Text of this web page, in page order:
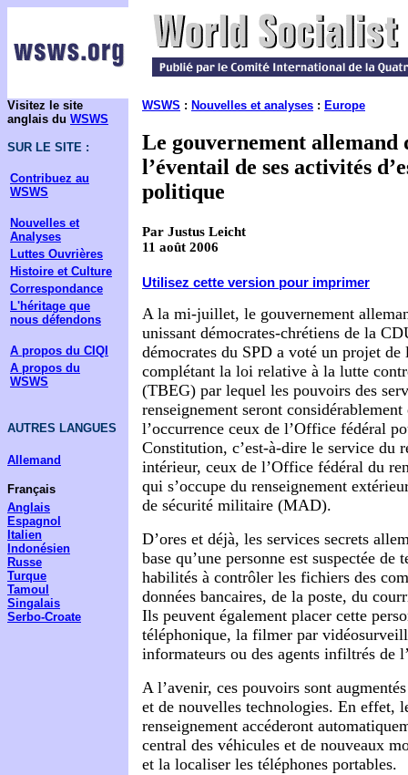
Visitez le site
anglais du WSWS
SUR LE SITE :
Contribuez au
WSWS
Nouvelles et
Analyses
Luttes Ouvrières
Histoire et Culture
Correspondance
L'héritage que
nous défendons
A propos du CIQI
A propos du
WSWS
AUTRES LANGUES
Allemand
Français
Anglais
Espagnol
Italien
Indonésien
Russe
Turque
Tamoul
Singalais
Serbo-Croate
WSWS : Nouvelles et analyses : Europe
Le gouvernement allemand
l’éventail de ses activités
politique
Par Justus Leicht
11 août 2006
Utilisez cette version pour imprimer
A la mi-juillet, le gouvernement
unissant démocrates-chrétiens de la
démocrates du SPD a voté un projet
complétant la loi relative à la lutte
(TBEG) par lequel les pouvoirs des
renseignement seront
l’occurrence ceux de l’Office fédéral
Constitution, c’est-à-dire le service du
intérieur, ceux de l’Office fédéral du
qui s’occupe du renseignement
de sécurité militaire (MAD).
D’ores et déjà, les services secrets
base qu’une personne est suspectée de
habilités à contrôler les fichiers des
données bancaires, de la poste, du
Ils peuvent également placer cette
téléphonique, la filmer par
informateurs ou des agents infiltrés de
A l’avenir, ces pouvoirs sont
et de nouvelles technologies. En effet,
renseignement accéderont
central des véhicules et de nouveaux
et la localiser les téléphones portables.